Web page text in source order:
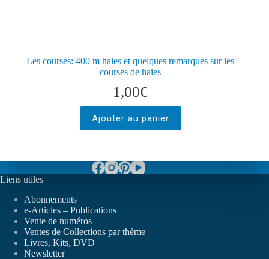
Les courses: 400 m haies et quelques remarques sur les
courses de haies
1,00€
Ajouter au panier
Liens utiles
Abonnements
e-Articles – Publications
Vente de numéros
Ventes de Collections par thème
Livres, Kits, DVD
Newsletter